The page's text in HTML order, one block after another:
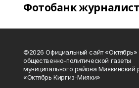
Фотобанк
©2026 Официальный сайт «Октябрь»
общественно-политической газеты
муниципального района Миякинский
«Октябрь Киргиз-Мияки»